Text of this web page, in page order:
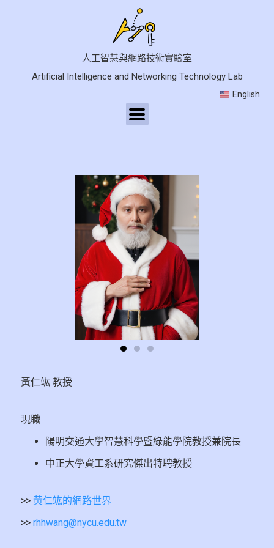
人工智慧與網路技術實驗室
Artificial Intelligence and Networking Technology Lab
English
黃仁竑 教授
現職
陽明交通大學智慧科學暨綠能學院教授兼院長
中正大學資工系研究傑出特聘教授
>> 黃仁竑的網路世界
>>rhhwang@nycu.edu.tw